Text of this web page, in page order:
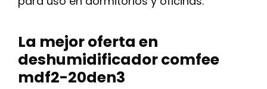
La mejor oferta en
deshumidificador comfee
mdf2-20den3